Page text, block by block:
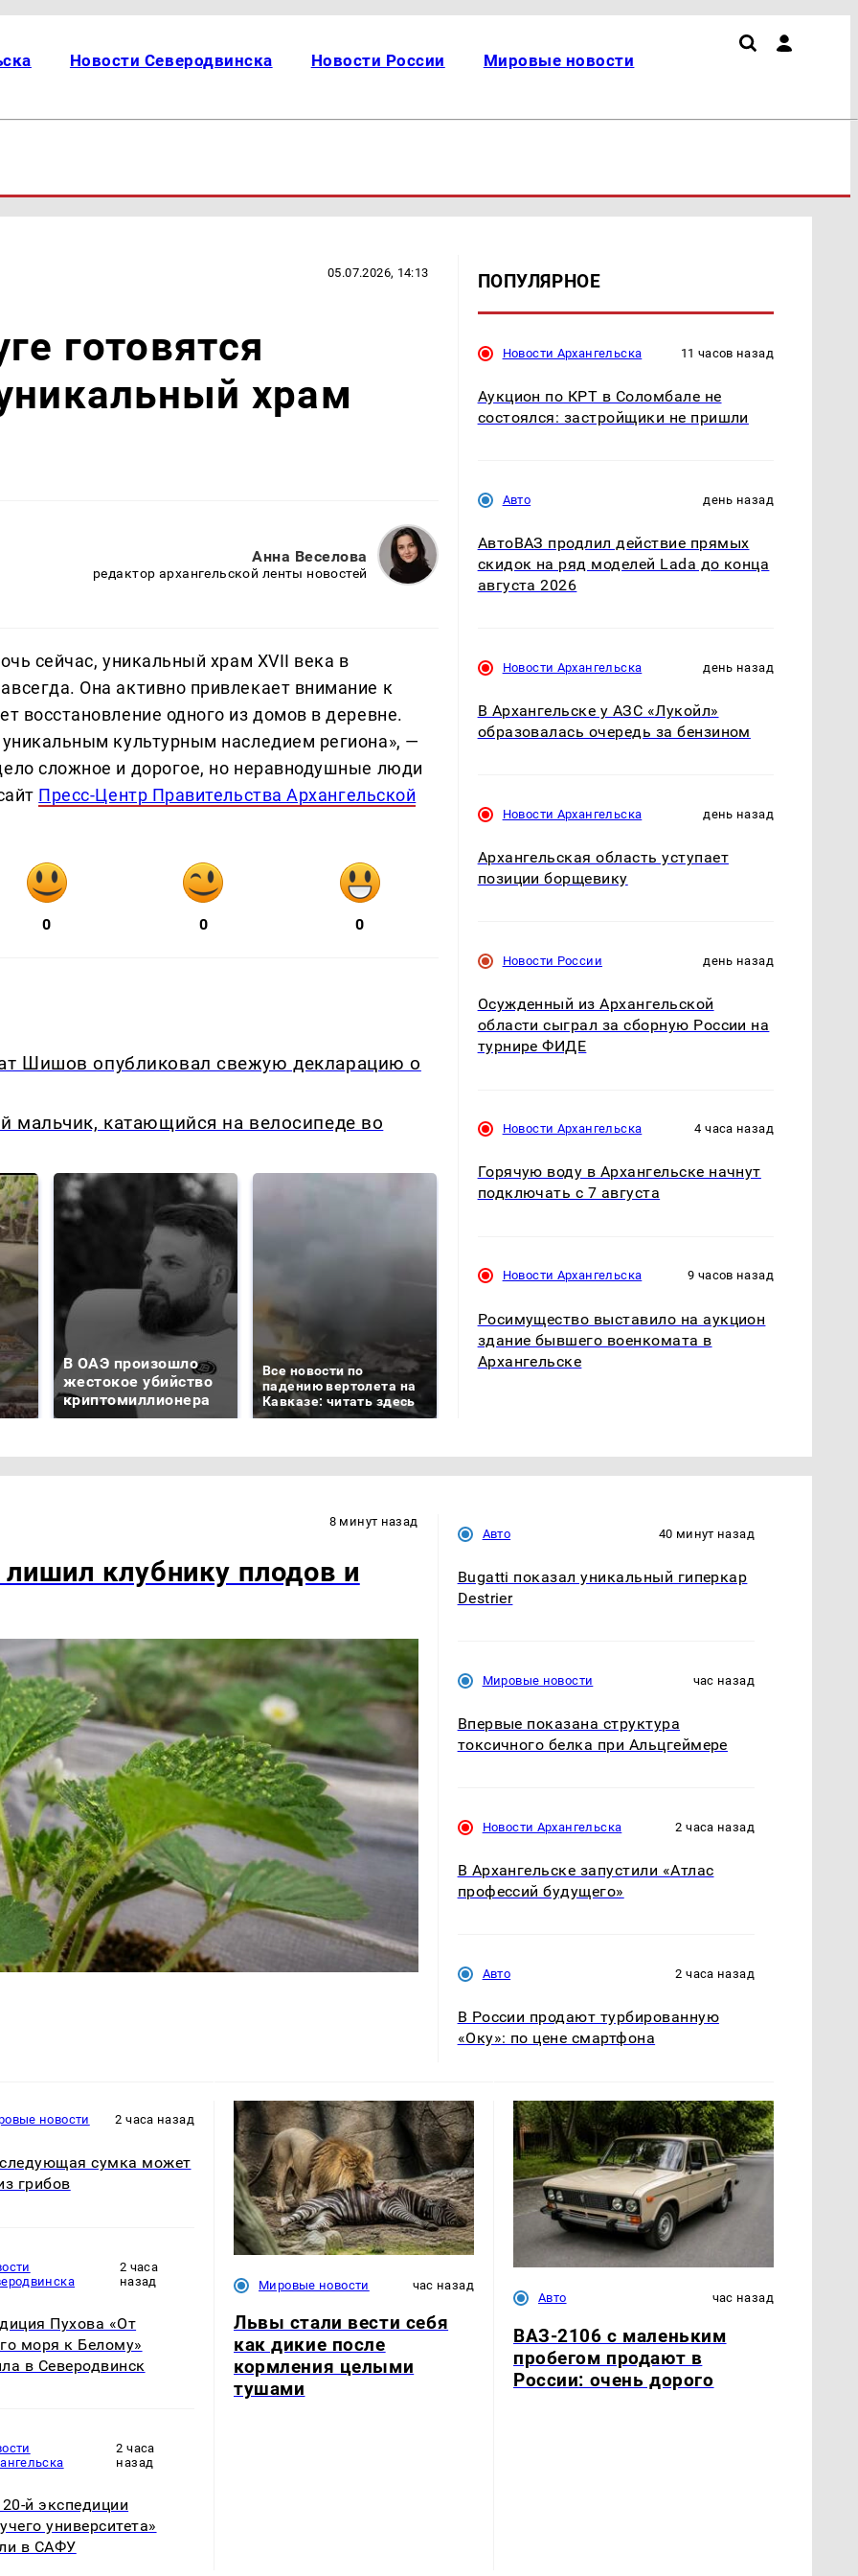
Новости Северодвинска Новости России Мировые новости
05.07.2026, 14:13
готовятся
храм
Анна Веселова
редактор архангельской ленты новостей
сейчас, уникальный храм XVII века в
Она активно привлекает внимание к
восстановление одного из домов в деревне.
культурным наследием региона», —
сложное и дорогое, но неравнодушные люди
Пресс-Центр Правительства Архангельской
0 0 0
Шишов опубликовал свежую декларацию о
мальчик, катающийся на велосипеде во
В ОАЭ произошло
жестокое убийство
криптомиллионера
Все новости по
падению вертолета на
Кавказе: читать здесь
Таких событий не
ПОПУЛЯРНОЕ
Новости Архангельска 11 часов назад
Аукцион по КРТ в Соломбале не
состоялся: застройщики не пришли
Авто день назад
АвтоВАЗ продлил действие прямых
скидок на ряд моделей Lada до конца
августа 2026
Новости Архангельска день назад
В Архангельске у АЗС «Лукойл»
образовалась очередь за бензином
Новости Архангельска день назад
Архангельская область уступает
позиции борщевику
Новости России день назад
Осужденный из Архангельской
области сыграл за сборную России на
турнире ФИДЕ
Новости Архангельска 4 часа назад
Горячую воду в Архангельске начнут
подключать с 7 августа
Новости Архангельска 9 часов назад
Росимущество выставило на аукцион
здание бывшего военкомата в
Архангельске
8 минут назад
клубнику плодов и
Авто 40 минут назад
Bugatti показал уникальный гиперкар
Destrier
Мировые новости час назад
Впервые показана структура
токсичного белка при Альцгеймере
Новости Архангельска 2 часа назад
В Архангельске запустили «Атлас
профессий будущего»
Авто 2 часа назад
В России продают турбированную
«Оку»: по цене смартфона
новости 2 часа назад
сумка может
грибов
2 часа
назад
Пухова «От
моря к Белому»
в Северодвинск
2 часа
назад
й экспедиции
университета»
в САФУ
Мировые новости час назад
Львы стали вести себя
как дикие после
кормления целыми
тушами
Авто час назад
ВАЗ-2106 с маленьким
пробегом продают в
России: очень дорого